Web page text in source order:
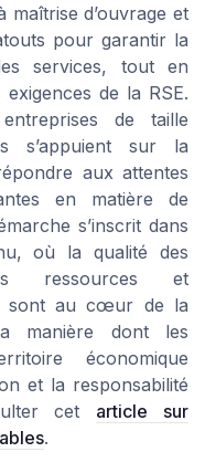
maîtrise d’ouvrage et
pour garantir la
services, tout en
de la RSE.
de taille
s’appuient sur la
aux attentes
en matière de
s’inscrit dans
où la qualité des
ressources et
sont au cœur de la
manière dont les
économique
et la responsabilité
cet article sur
.